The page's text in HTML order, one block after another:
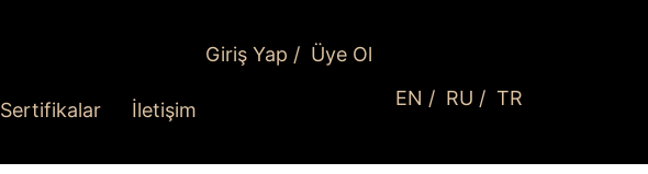
Sertifikalar İletişim
Giriş Yap / Üye Ol
EN / RU / TR